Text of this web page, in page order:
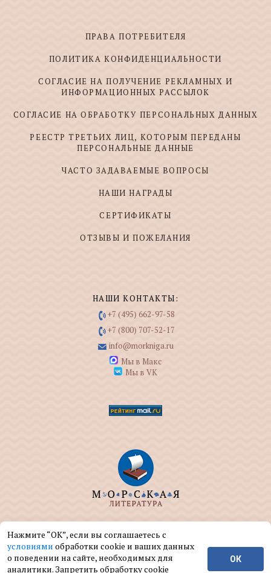
ПРАВА ПОТРЕБИТЕЛЯ
ПОЛИТИКА КОНФИДЕНЦИАЛЬНОСТИ
СОГЛАСИЕ НА ПОЛУЧЕНИЕ РЕКЛАМНЫХ И
ИНФОРМАЦИОННЫХ РАССЫЛОК
СОГЛАСИЕ НА ОБРАБОТКУ ПЕРСОНАЛЬНЫХ ДАННЫХ
РЕЕСТР ТРЕТЬИХ ЛИЦ, КОТОРЫМ ПЕРЕДАНЫ
ПЕРСОНАЛЬНЫЕ ДАННЫЕ
ЧАСТО ЗАДАВАЕМЫЕ ВОПРОСЫ
НАШИ НАГРАДЫ
СЕРТИФИКАТЫ
ОТЗЫВЫ И ПОЖЕЛАНИЯ
НАШИ КОНТАКТЫ:
+7 (495) 662-97-58
+7 (800) 707-52-17
info@morkniga.ru
Мы в Макс
Мы в VK
ООО "МОРКНИГА" занимается изданием и
реализацией книг на морскую тематику.
© ООО "МОРКНИГА", 2004 — 2026 г.
Нажмите “ОК”, если вы соглашаетесь с
условиями обработки cookie и ваших данных
о поведении на сайте, необходимых для
аналитики. Запретить обработку cookie
ОК